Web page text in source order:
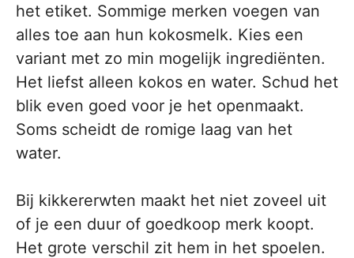
het etiket. Sommige merken voegen van
alles toe aan hun kokosmelk. Kies een
variant met zo min mogelijk ingrediënten.
Het liefst alleen kokos en water. Schud het
blik even goed voor je het openmaakt.
Soms scheidt de romige laag van het
water.
Bij kikkererwten maakt het niet zoveel uit
of je een duur of goedkoop merk koopt.
Het grote verschil zit hem in het spoelen.